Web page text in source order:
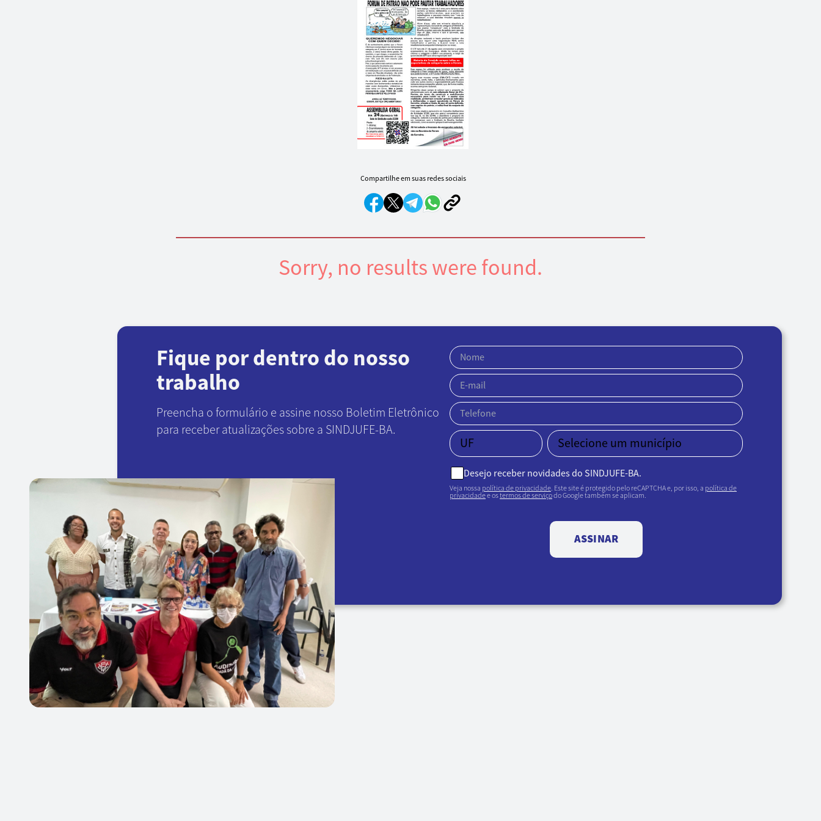
Compartilhe em suas redes sociais
Sorry, no results were found.
Fique por dentro do nosso
trabalho
Preencha o formulário e assine nosso Boletim Eletrônico
para receber atualizações sobre a SINDJUFE-BA.
Desejo receber novidades do SINDJUFE-BA.
Veja nossa política de privacidade. Este site é protegido pelo reCAPTCHA e, por isso, a política de
privacidadee ostermos de serviçodo Google também se aplicam.
ASSINAR